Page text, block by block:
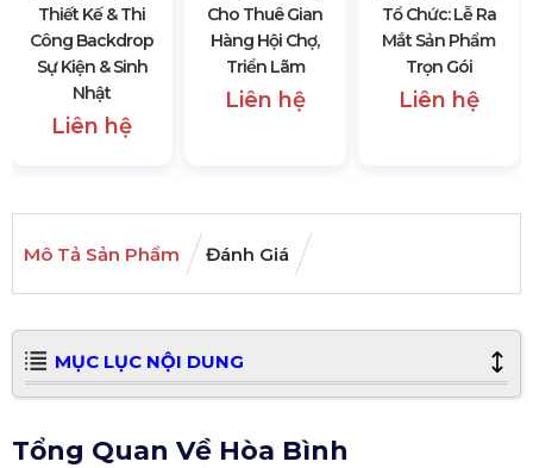
Thiết Kế & Thi
Công Backdrop
Sự Kiện & Sinh
Nhật
Liên hệ
Cho Thuê Gian
Hàng Hội Chợ,
Triển Lãm
Liên hệ
Tổ Chức: Lễ Ra
Mắt Sản Phẩm
Trọn Gói
Liên hệ
Mô Tả Sản Phẩm Đánh Giá
MỤC LỤC NỘI DUNG
Tổng Quan Về Hòa Bình